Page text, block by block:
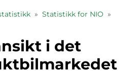
» Statistikk for NIO »
i det